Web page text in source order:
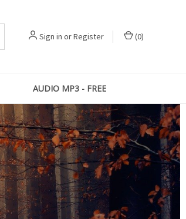
Sign in orRegister (0)
AUDIO MP3 - FREE